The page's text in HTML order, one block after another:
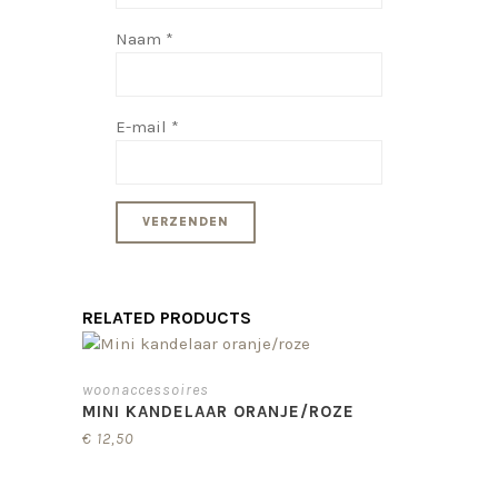
Naam *
E-mail *
RELATED PRODUCTS
woonaccessoires
MINI KANDELAAR ORANJE/ROZE
€ 12,50